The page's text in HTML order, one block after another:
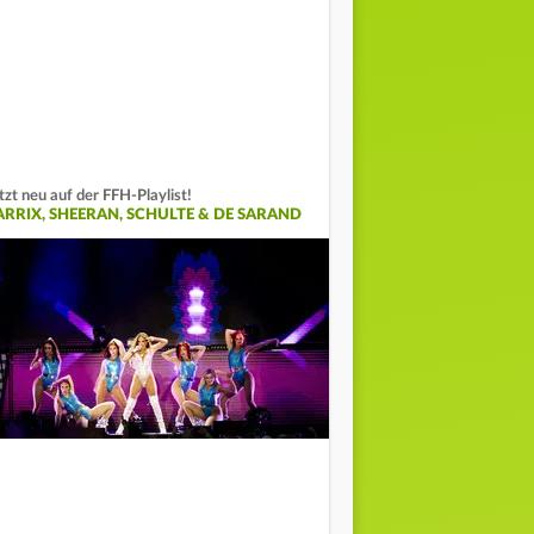
neu auf der FFH-Playlist!
SHEERAN, SCHULTE & DE SARAND